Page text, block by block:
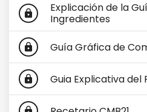
lock
Explicación de la
Ingredientes
lock Guía Gráfica de
lock Guia Explicativa del